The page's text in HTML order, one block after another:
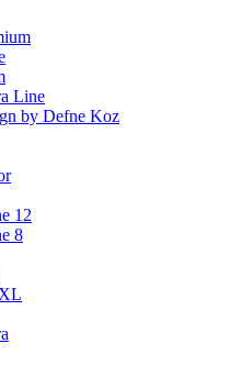
Line
by Defne Koz
12
8